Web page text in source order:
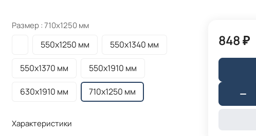
Размер :710х1250 мм
550х1250 мм 550х1340 мм
550х1370 мм 550х1910 мм
630х1910 мм 710х1250 мм
Характеристики
848 ₽